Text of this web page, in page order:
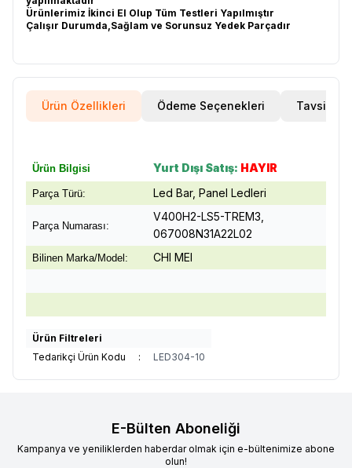
Ürünlerimiz İkinci El Olup Tüm Testleri Yapılmıştır
Çalışır Durumda,Sağlam ve Sorunsuz Yedek Parçadır
Ürün Özellikleri Ödeme Seçenekleri Tavsiye Et
Ürün Bilgisi Yurt Dışı Satış: HAYIR
Parça Türü: Led Bar, Panel Ledleri
Parça Numarası:
V400H2-LS5-TREM3,
067008N31A22L02
Bilinen Marka/Model: CHI MEI
Ürün Filtreleri
Tedarikçi Ürün Kodu
: LED304-10
E-Bülten Aboneliği
Kampanya ve yeniliklerden haberdar olmak için e-bültenimize abone
olun!